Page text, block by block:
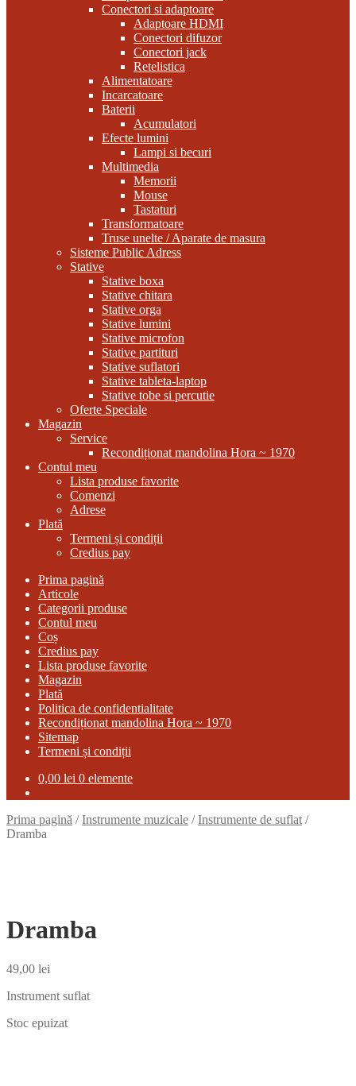
Conectori si adaptoare
Adaptoare HDMI
Conectori difuzor
Conectori jack
Retelistica
Alimentatoare
Incarcatoare
Baterii
Acumulatori
Efecte lumini
Lampi si becuri
Multimedia
Memorii
Mouse
Tastaturi
Transformatoare
Truse unelte / Aparate de masura
Sisteme Public Adress
Stative
Stative boxa
Stative chitara
Stative orga
Stative lumini
Stative microfon
Stative partituri
Stative suflatori
Stative tableta-laptop
Stative tobe si percutie
Oferte Speciale
Magazin
Service
Recondiționat mandolina Hora ~ 1970
Contul meu
Lista produse favorite
Comenzi
Adrese
Plată
Termeni și condiții
Credius pay
Prima pagină
Articole
Categorii produse
Contul meu
Coș
Credius pay
Lista produse favorite
Magazin
Plată
Politica de confidentialitate
Recondiționat mandolina Hora ~ 1970
Sitemap
Termeni și condiții
0,00 lei 0 elemente
Prima pagină /Instrumente muzicale /Instrumente de suflat /
Dramba
Dramba
49,00 lei
Instrument suflat
Stoc epuizat